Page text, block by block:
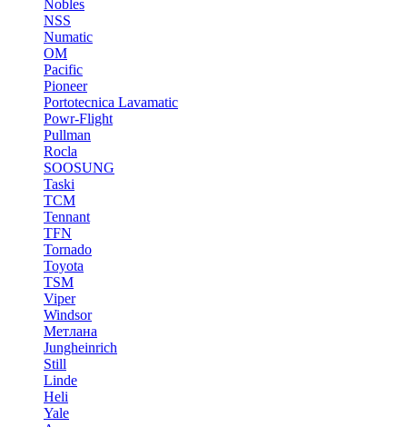
Nobles
NSS
Numatic
OM
Pacific
Pioneer
Portotecnica Lavamatic
Powr-Flight
Pullman
Rocla
SOOSUNG
Taski
TCM
Tennant
TFN
Tornado
Toyota
TSM
Viper
Windsor
Метлана
Jungheinrich
Still
Linde
Heli
Yale